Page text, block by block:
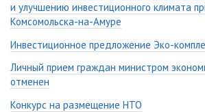
и улучшению инвестиционного климата
Комсомольска-на-Амуре
Инвестиционное предложение Эко-
Личный прием граждан министром
отменен
Конкурс на размещение НТО